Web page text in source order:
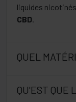
liquides
CBD
QUEL
QU'EST QUE